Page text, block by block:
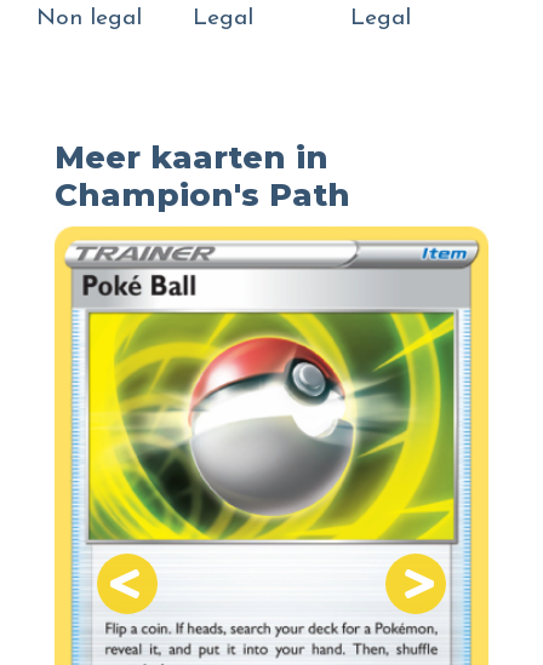
Non legal
Legal
Legal
Meer kaarten in
Champion's Path